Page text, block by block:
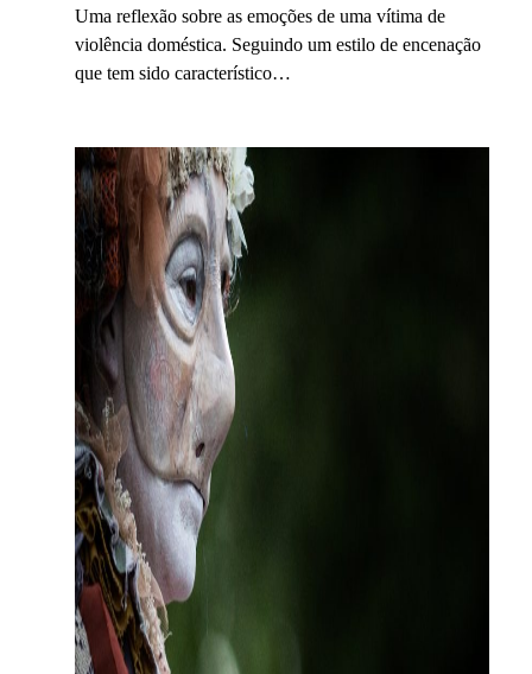
Uma reflexão sobre as emoções de uma vítima de
violência doméstica. Seguindo um estilo de encenação
que tem sido característico…